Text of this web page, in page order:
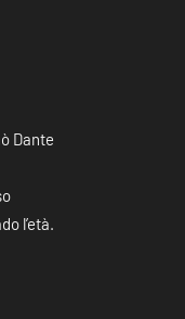
Dante
l’età.